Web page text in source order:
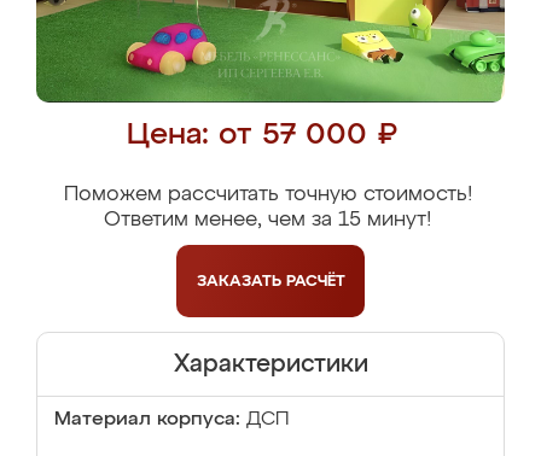
Цена: от 57 000 ₽
Поможем рассчитать точную стоимость!
Ответим менее, чем за 15 минут!
ЗАКАЗАТЬ РАСЧЁТ
Характеристики
Материал корпуса: ДСП